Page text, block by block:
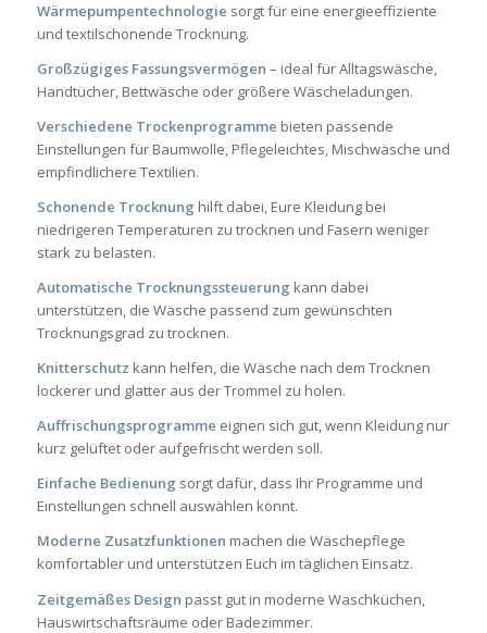
Wärmepumpentechnologie sorgt für eine energieeffiziente
und textilschonende Trocknung.
Großzügiges Fassungsvermögen – ideal für Alltagswäsche,
Handtücher, Bettwäsche oder größere Wäscheladungen.
Verschiedene Trockenprogramme bieten passende
Einstellungen für Baumwolle, Pflegeleichtes, Mischwäsche und
empfindlichere Textilien.
Schonende Trocknung hilft dabei, Eure Kleidung bei
niedrigeren Temperaturen zu trocknen und Fasern weniger
stark zu belasten.
Automatische Trocknungssteuerung kann dabei
unterstützen, die Wäsche passend zum gewünschten
Trocknungsgrad zu trocknen.
Knitterschutz kann helfen, die Wäsche nach dem Trocknen
lockerer und glatter aus der Trommel zu holen.
Auffrischungsprogramme eignen sich gut, wenn Kleidung nur
kurz gelüftet oder aufgefrischt werden soll.
Einfache Bedienung sorgt dafür, dass Ihr Programme und
Einstellungen schnell auswählen könnt.
Moderne Zusatzfunktionen machen die Wäschepflege
komfortabler und unterstützen Euch im täglichen Einsatz.
Zeitgemäßes Design passt gut in moderne Waschküchen,
Hauswirtschaftsräume oder Badezimmer.